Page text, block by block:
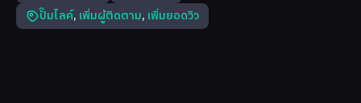
ปั๊มไลค์, เพิ่มผู้ติดตาม, เพิ่มยอดวิว